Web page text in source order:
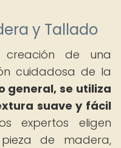
y Tallado
de una
cuidadosa de la
general, se utiliza
suave y fácil
expertos eligen
de madera,